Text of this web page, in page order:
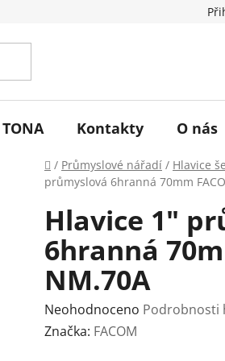
Kontakty O nás
Domů
/ Průmyslové nářadí / Hlavice
průmyslová 6hranná 70mm
Hlavice 1"
6hranná
NM.70A
Průměrné
hodnocení
Neohodnoceno Podrobnosti
Značka: FACOM